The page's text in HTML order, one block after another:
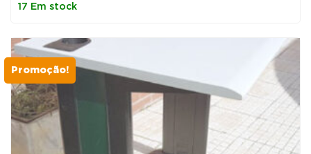
17 Em stock
Promoção!